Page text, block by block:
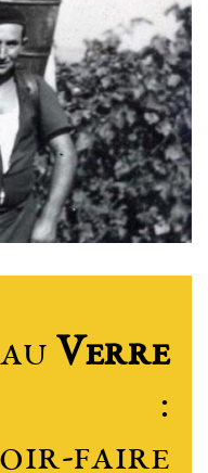
Verre
:
faire